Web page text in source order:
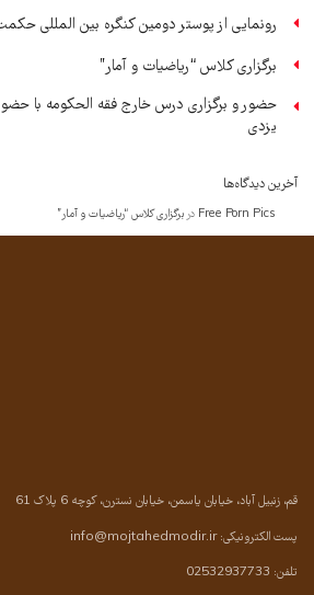
رونمایی از پوستر دومین کنگره بین المللی
برگزاری کلاس “ریاضیات و آمار”
حضور و برگزاری درس خارج فقه الحکومه با
یزدی
آخرین دیدگاه‌ها
Free Porn Pics در برگزاری کلاس “ریاضیات و آمار”
قم، زنبیل آباد، خیابان یاسمن، خیابان نسترن، کوچه 6 پلاک 61
پست الکترونیکی:info@mojtahedmodir.ir
تلفن: 02532937733